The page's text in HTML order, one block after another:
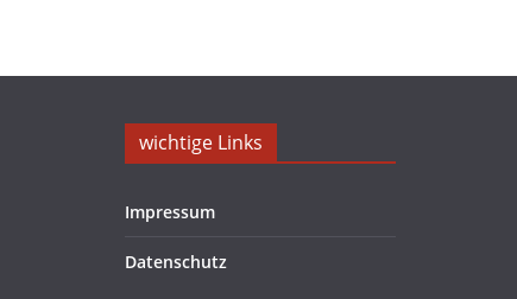
wichtige Links
Impressum
Datenschutz